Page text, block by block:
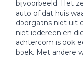
bijvoorbeeld. Het
auto of dat huis
doorgaans niet uit
niet iedereen en
achteroom is ook
boek. Met andere